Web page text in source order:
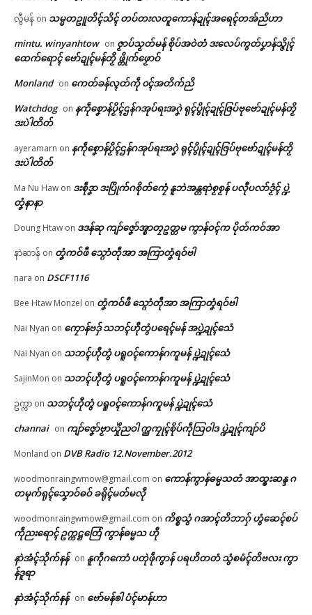
ဗွဳဒဳယဵု
ကေတ်အဆက်
© ဌာန်ပရိုၚ်ဗၠးၜးမန်
ကိစ္စသ္ဂံၚ်ပၠန်ဂတး (၈) တၠ လုပ်အာ
ဇရေၚ်ကမ္မယှေန်ပၞာန်ဂှ် တြးဝါဒ
ဟေၚ် NMSP-AD ဟီု
June 4, 2026
လွီမန် on သမ္မတဥူတိၚ်သိၚ် တပ်တးလတူကောန်ဍုၚ်အရေၚ်တအ်ညိဟာ
mintu. winyanhtow on ဇၟာပ်သၟတ်မန် စိုပ်အဝဲတံ ဒးလေပ်ကွတ်ပၞာန်သ္ဇိုၚ်
ထေက်ရောၚ် ဗော်ဍုၚ်မန်တၟိ ဖ္တိုက်ဖၟောဝ်
Monland on ကေတ်ခန်လ္ၚတ်ကဵု ၀ၚ်အတိက်ညိ
Watchdog on နကဵုစၞောန်ပၟိၚ်ဌန်ဂအုပ်ရးအဂၞဲ ရုၚ်ပွိုၚ်ဍုၚ်ဇြပ်ဗုဗော်ဍုၚ်မန်တၟိ
ဒးပဲါတိတ်
ayeramarn on နကဵုစၞောန်ပၟိၚ်ဌန်ဂအုပ်ရးအဂၞဲ ရုၚ်ပွိုၚ်ဍုၚ်ဇြပ်ဗုဗော်ဍုၚ်မန်တၟိ
ဒးပဲါတိတ်
Ma Nu Haw on ဒးစဵုဒၞာ ဒးပြိုက်ဂစိုတ်ကၠေံ နူဘဲအန္တရာဲစၟစၟန် ပလီုပလာ်ဒၟံၚ် ပ္ဍဲ
တၞံနာနာ
Doung Htaw on ဒဒန်ဆု ကျာ်ဇၞော်အ္စာတၠဥတ္တမ ကွာန်ဝၚ်က ပိုတ်ကဝ်အာ
နာဲဆာန် on တၞံကဝ်ဖီ သ္ဂောံတဵုအာ အကြာတၞံရဝ်ဗါ
nara on DSCF1116
Bee Htaw Monzel on တၞံကဝ်ဖီ သ္ဂောံတဵုအာ အကြာတၞံရဝ်ဗါ
Nai Nyan on ကၠောန်ဗဒှ် သဘၚ်ဟီုတွံပရေၚ်မန် အပ္ဍဲဍုၚ်သေံ
Nai Nyan on သဘၚ်ဟီုတွံ ပရူဝၚ်ကောန်ဂကူမန် ပ္ဍဲဍုၚ်သေံ
SajinMon on သဘၚ်ဟီုတွံ ပရူဝၚ်ကောန်ဂကူမန် ပ္ဍဲဍုၚ်သေံ
ဥက္ကာ on သဘၚ်ဟီုတွံ ပရူဝၚ်ကောန်ဂကူမန် ပ္ဍဲဍုၚ်သေံ
channai on ကျာ်ဇၞော်ဗၟာယှိုဲညဝါ က္ညကၠုၚ်စိုပ်ကဵုသြဝါဒ ပ္ဍဲဍုၚ်ကျာ်ပိ
Monland on DVB Radio 12.November.2012
woodmonraingwmow@gmail.com on ကောန်ကွာန်ဓမ္မသတံ အာထ္ၜးဆန္ဒ ဂ
တမုက်ရုၚ်သၞောဝ်ဓဝ် ခရိုၚ်မတ်မလီု
woodmonraingwmow@gmail.com on ကိစ္စသွံ ဂအာၚ်တိဘာဂှ် ဟွံဆေၚ်စပ်
ကဵုညးရောၚ် ဥက္ကဋ္ဌတြေံ ကွာန်ဓမ္မသ ဟီု
နာဲအံၚ်သိုက်နန် on နူကဵုဂကောံ ပတုဲဖဵုကွာန် ပရဟိတတံ သွံစမံၚ်တိဗလး ကွာ
န်ဒူရာ
နာဲအံၚ်သိုက်နန် on ဗော်မန်ၜါ ပံၚ်မာန်ဟာ